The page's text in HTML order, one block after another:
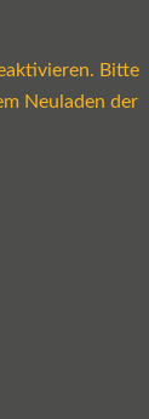
Bitte
Neuladen der